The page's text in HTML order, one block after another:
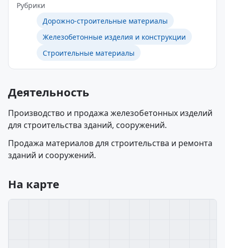
Рубрики
Дорожно-строительные материалы
Железобетонные изделия и конструкции
Строительные материалы
Деятельность
Производство и продажа железобетонных изделий
для строительства зданий, сооружений.
Продажа материалов для строительства и ремонта
зданий и сооружений.
На карте